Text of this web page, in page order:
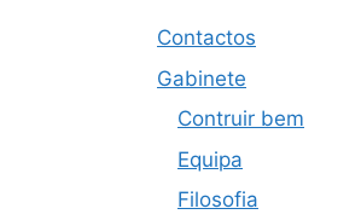
Contactos
Gabinete
Contruir bem
Equipa
Filosofia